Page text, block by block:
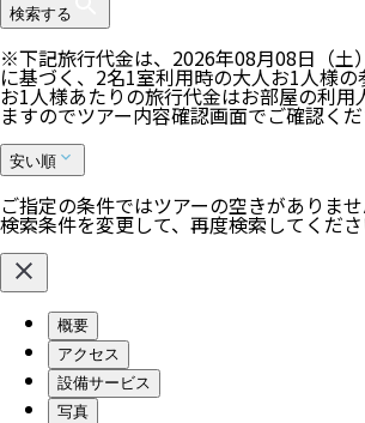
検索する
※下記旅行代金は、 2026年08月08日（土
に基づく、2名1室利用時の大人お1人様
お1人様あたりの旅行代金はお部屋の利用
ますのでツアー内容確認画面でご確認く
安い順
ご指定の条件ではツアーの空きがありませ
検索条件を変更して、再度検索してくださ
概要
アクセス
設備サービス
写真